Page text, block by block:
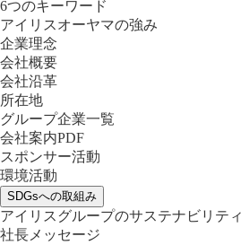
6つのキーワード
アイリスオーヤマの強み
企業理念
会社概要
会社沿革
所在地
グループ企業一覧
会社案内PDF
スポンサー活動
環境活動
SDGsへの取組み
アイリスグループのサステナビリティ
社長メッセージ